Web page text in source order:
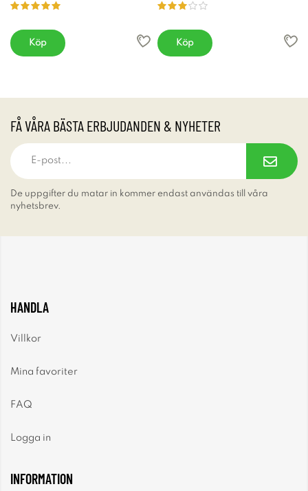
Köp Köp
FÅ VÅRA BÄSTA ERBJUDANDEN & NYHETER
De uppgifter du matar in kommer endast användas till våra
nyhetsbrev.
HANDLA
Villkor
Mina favoriter
FAQ
Logga in
INFORMATION